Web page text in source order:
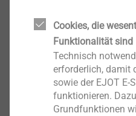
Cookies, die
Funktionalität sind
Technisch
erforderlich, damit
sowie der EJOT E-
funktionieren.
Grundfunktionen